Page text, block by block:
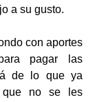
a su gusto.
con aportes
pagar las
de lo que ya
que no se les